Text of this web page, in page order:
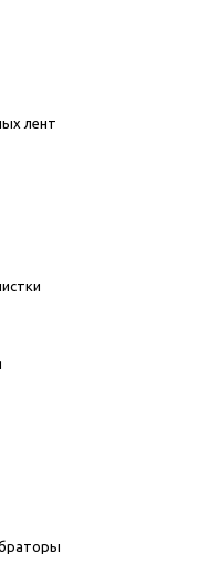
лент